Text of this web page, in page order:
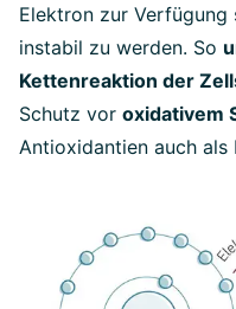
Elektron zur Verfügung
instabil zu werden. So
Kettenreaktion der
Schutz vor oxidativem
Antioxidantien auch als